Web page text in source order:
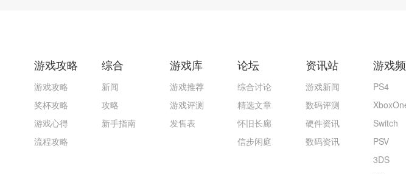
游戏攻略
游戏攻略
奖杯攻略
游戏心得
流程攻略
综合
新闻
攻略
新手指南
游戏库
游戏推荐
游戏评测
发售表
论坛
综合讨论
精选文章
怀旧长廊
信步闲庭
资讯站
游戏新闻
数码评测
硬件资讯
数码资讯
游戏
PS4
Switch
PSV
3DS